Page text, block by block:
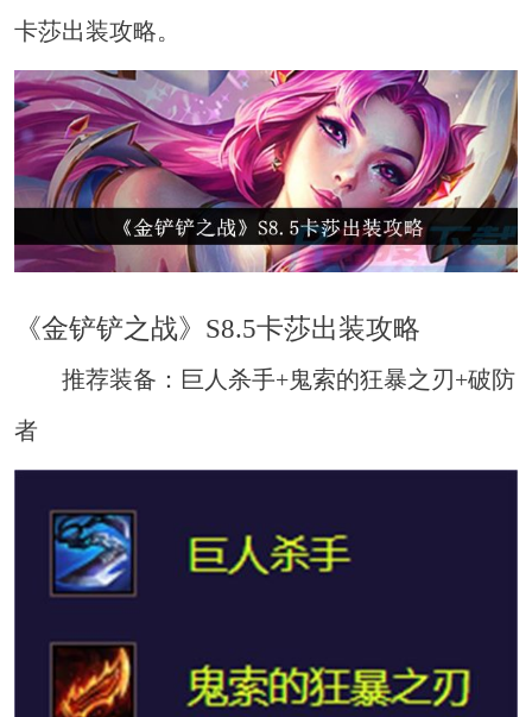
卡莎出装攻略。
《金铲铲之战》S8.5卡莎出装攻略
推荐装备：巨人杀手+鬼索的狂暴之刃+破防
者